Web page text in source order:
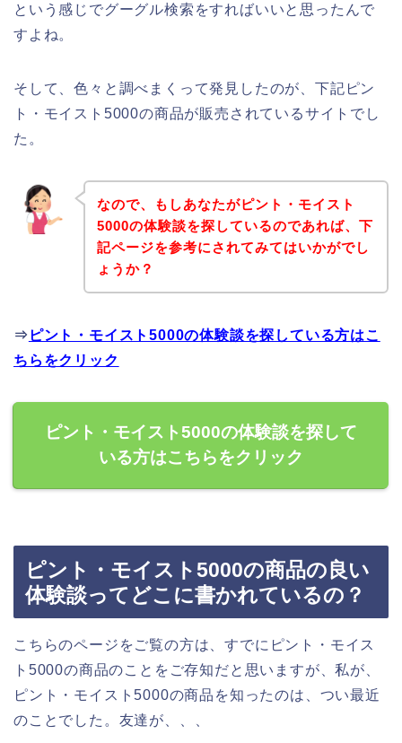
という感じでグーグル検索をすればいいと思ったんで
すよね。
そして、色々と調べまくって発見したのが、下記ピン
ト・モイスト5000の商品が販売されているサイトでし
た。
なので、もしあなたがピント・モイスト
5000の体験談を探しているのであれば、下
記ページを参考にされてみてはいかがでし
ょうか？
⇒ ピント・モイスト5000の体験談を探している方はこ
ちらをクリック
ピント・モイスト5000の体験談を探して
いる方はこちらをクリック
ピント・モイスト5000の商品の良い
体験談ってどこに書かれているの？
こちらのページをご覧の方は、すでにピント・モイス
ト5000の商品のことをご存知だと思いますが、私が、
ピント・モイスト5000の商品を知ったのは、つい最近
のことでした。友達が、、、